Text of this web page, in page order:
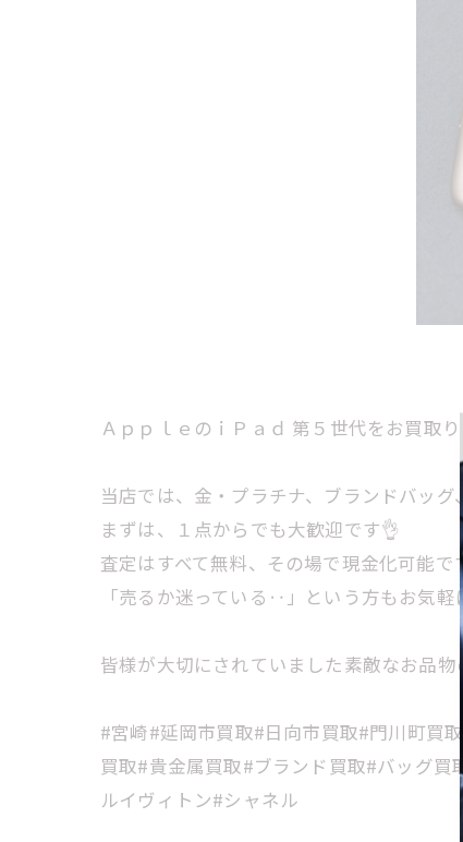
ＡｐｐｌｅのｉＰａｄ 第５世代をお買取
当店では、金・プラチナ、ブランドバッ
まずは、１点からでも大歓迎です👌
査定はすべて無料、その場で現金化可能です
「売るか迷っている‥」という方もお気
皆様が大切にされていました素敵なお品
#宮崎#延岡市買取#日向市買取#門川町買
買取#貴金属買取#ブランド買取#バッグ
ルイヴィトン#シャネル